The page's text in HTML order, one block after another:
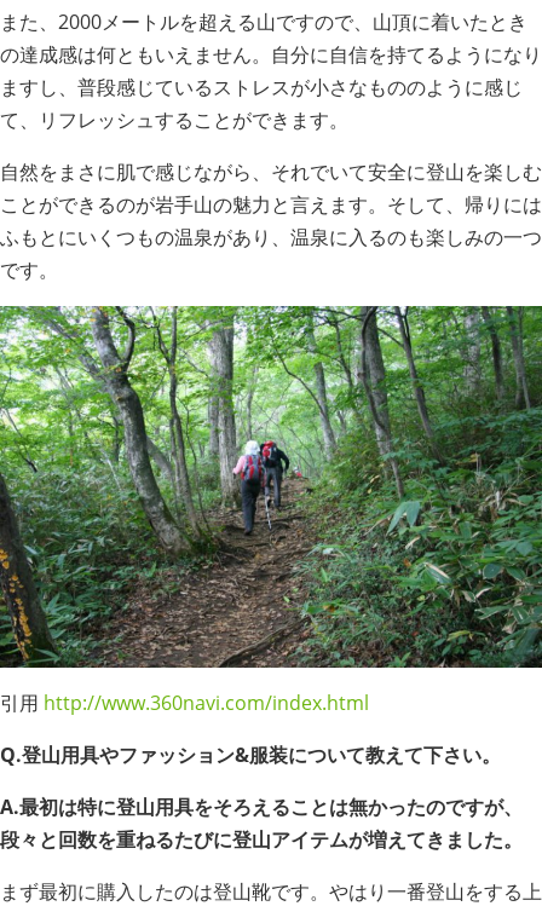
また、2000メートルを超える山ですので、山頂に着いたとき
の達成感は何ともいえません。自分に自信を持てるようになり
ますし、普段感じているストレスが小さなもののように感じ
て、リフレッシュすることができます。
自然をまさに肌で感じながら、それでいて安全に登山を楽しむ
ことができるのが岩手山の魅力と言えます。そして、帰りには
ふもとにいくつもの温泉があり、温泉に入るのも楽しみの一つ
です。
引用 http://www.360navi.com/index.html
Q.登山用具やファッション&服装について教えて下さい。
A.最初は特に登山用具をそろえることは無かったのですが、
段々と回数を重ねるたびに登山アイテムが増えてきました。
まず最初に購入したのは登山靴です。やはり一番登山をする上